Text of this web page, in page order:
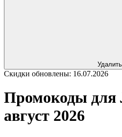
Удалить
Скидки обновлены: 16.07.2026
Промокоды для
август 2026